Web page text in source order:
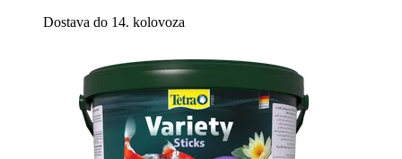
Dostava do 14. kolovoza